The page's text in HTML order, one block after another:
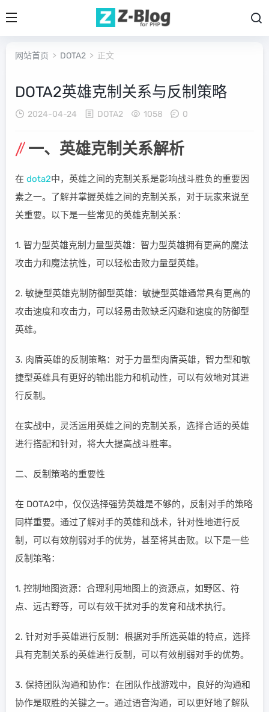
网站首页 > DOTA2 > 正文
DOTA2英雄克制关系与反制策略
2024-04-24 DOTA2 1058 0
一、英雄克制关系解析
在 dota2中，英雄之间的克制关系是影响战斗胜负的重要因
素之一。了解并掌握英雄之间的克制关系，对于玩家来说至
关重要。以下是一些常见的英雄克制关系：
1. 智力型英雄克制力量型英雄：智力型英雄拥有更高的魔法
攻击力和魔法抗性，可以轻松击败力量型英雄。
2. 敏捷型英雄克制防御型英雄：敏捷型英雄通常具有更高的
攻击速度和攻击力，可以轻易击败缺乏闪避和速度的防御型
英雄。
3. 肉盾英雄的反制策略：对于力量型肉盾英雄，智力型和敏
捷型英雄具有更好的输出能力和机动性，可以有效地对其进
行反制。
在实战中，灵活运用英雄之间的克制关系，选择合适的英雄
进行搭配和针对，将大大提高战斗胜率。
二、反制策略的重要性
在 DOTA2中，仅仅选择强势英雄是不够的，反制对手的策略
同样重要。通过了解对手的英雄和战术，针对性地进行反
制，可以有效削弱对手的优势，甚至将其击败。以下是一些
反制策略：
1. 控制地图资源：合理利用地图上的资源点，如野区、符
点、远古野等，可以有效干扰对手的发育和战术执行。
2. 针对对手英雄进行反制：根据对手所选英雄的特点，选择
具有克制关系的英雄进行反制，可以有效削弱对手的优势。
3. 保持团队沟通和协作：在团队作战游戏中，良好的沟通和
协作是取胜的关键之一。通过语音沟通，可以更好地了解队